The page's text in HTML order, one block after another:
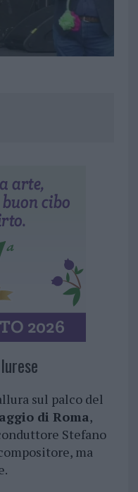
sul palco del
di Roma,
Stefano
ma